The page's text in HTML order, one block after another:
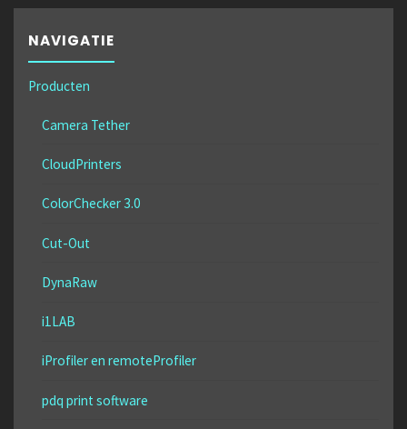
NAVIGATIE
Producten
Camera Tether
CloudPrinters
ColorChecker 3.0
Cut-Out
DynaRaw
i1LAB
iProfiler en remoteProfiler
pdq print software